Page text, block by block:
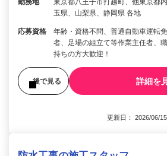
勤務地
東京都八王子市打越町、他東京都
玉県、山梨県、静岡県 各地
応募資格
年齢・資格不問、普通自動車運転
者、足場の組立て等作業主任者、
持ちの方大歓迎！
後で見る 詳細を
更新日： 2026/06/